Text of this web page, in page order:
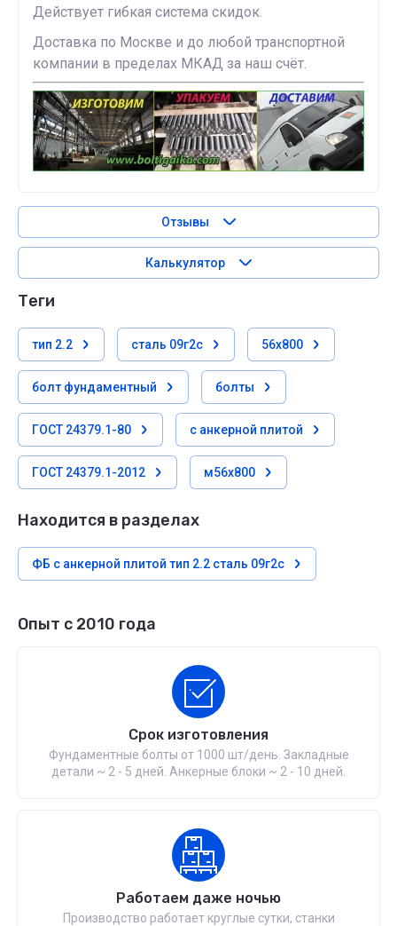
Действует гибкая система скидок.
Доставка по Москве и до любой транспортной
компании в пределах МКАД за наш счёт.
Отзывы
Калькулятор
теги
тип 2.2 сталь 09г2с 56х800
болт фундаментный болты
ГОСТ 24379.1-80 с анкерной плитой
ГОСТ 24379.1-2012 м56х800
Находится в разделах
ФБ с анкерной плитой тип 2.2 сталь 09г2с
Опыт с 2010 года
Срок изготовления
Фундаментные болты от 1000 шт/день. Закладные
детали ~ 2 - 5 дней. Анкерные блоки ~ 2 - 10 дней.
Работаем даже ночью
Производство работает круглые сутки, станки